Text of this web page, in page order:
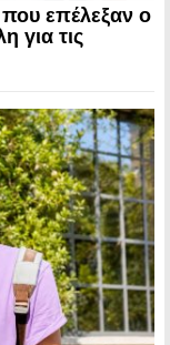
που επέλεξαν ο
για τις